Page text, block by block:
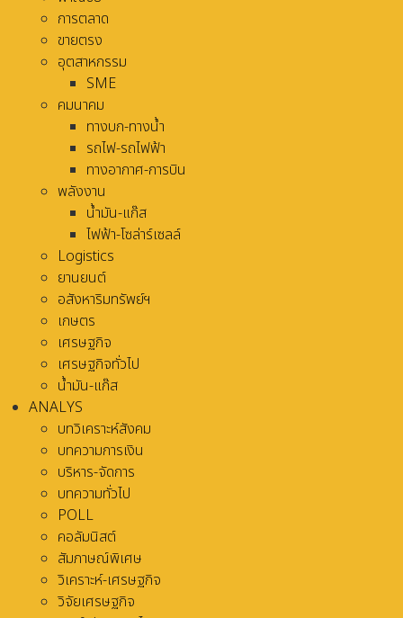
การตลาด
ขายตรง
อุตสาหกรรม
SME
คมนาคม
ทางบก-ทางน้ำ
รถไฟ-รถไฟฟ้า
ทางอากาศ-การบิน
พลังงาน
น้ำมัน-แก๊ส
ไฟฟ้า-โซล่าร์เซลล์
Logistics
ยานยนต์
อสังหาริมทรัพย์ฯ
เกษตร
เศรษฐกิจ
เศรษฐกิจทั่วไป
น้ำมัน-แก๊ส
ANALYS
บทวิเคราะห์สังคม
บทความการเงิน
บริหาร-จัดการ
บทความทั่วไป
POLL
คอลัมนิสต์
สัมภาษณ์พิเศษ
วิเคราะห์-เศรษฐกิจ
วิจัยเศรษฐกิจ